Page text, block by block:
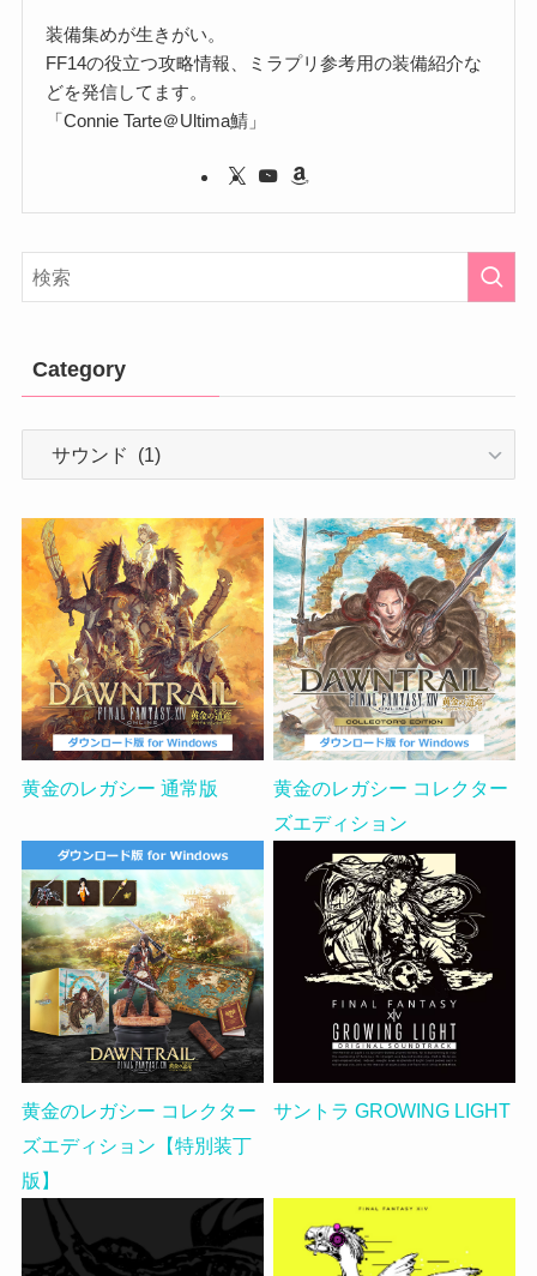
装備集めが生きがい。
FF14の役立つ攻略情報、ミラプリ参考用の装備紹介な
どを発信してます。
「Connie Tarte＠Ultima鯖」
Category
黄金のレガシー 通常版
黄金のレガシー コレクター
ズエディション
黄金のレガシー コレクター
ズエディション【特別装丁
版】
サントラ GROWING LIGHT